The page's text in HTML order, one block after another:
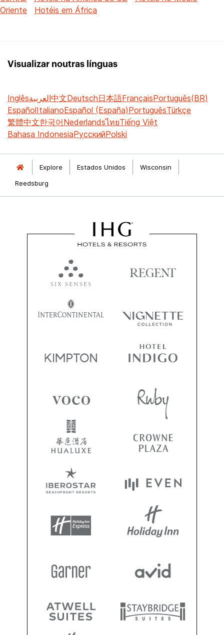
Oriente
Hotéis em África
Visualizar noutras línguas
Inglêsالعربية中文Deutsch日本語FrançaisPortuguês(BR)
EspañolItalianoEspañol (España)PortuguêsTürkçe
繁體中文한국어NederlandsไทยTiếng Việt
Bahasa IndonesiaРусскийPolski
Explore Estados Unidos
Wisconsin
Reedsburg